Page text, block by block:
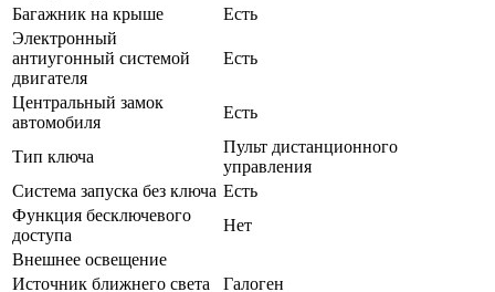
Багажник на крыше
Есть
Электронный
антиугонный системой
двигателя
Есть
Центральный замок
автомобиля
Есть
Тип ключа
Пульт дистанционного
управления
Система запуска без ключа Есть
Функция бесключевого
доступа
Нет
Внешнее освещение
Источник ближнего света
Галоген